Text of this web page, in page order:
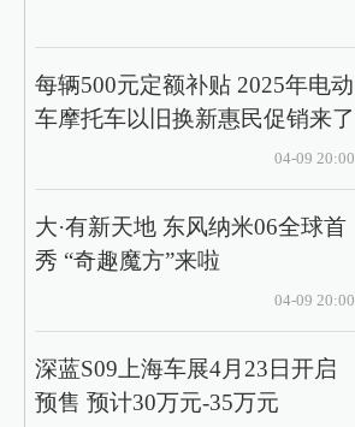
每辆500元定额补贴 2025年电动
车摩托车以旧换新惠民促销来了
04-09 20:00
大·有新天地 东风纳米06全球首
秀 “奇趣魔方”来啦
04-09 20:00
深蓝S09上海车展4月23日开启
预售 预计30万元-35万元